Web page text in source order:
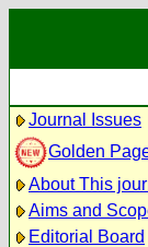
Journal Issues
Golden
About This
Aims and
Editorial Board